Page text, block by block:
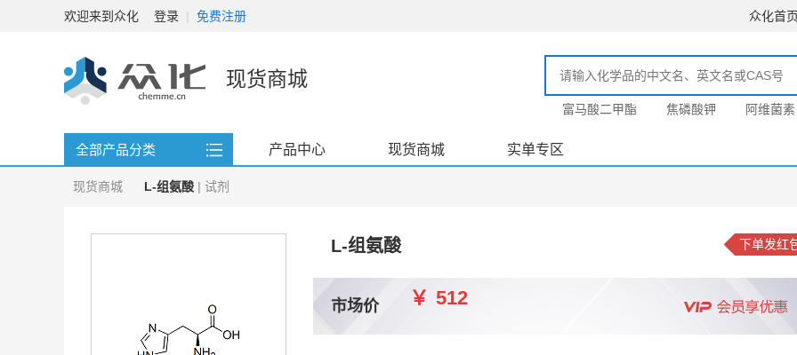
欢迎来到众化 登录 | 免费注册 众化首页
现货商城
富马酸二甲酯 焦磷酸钾 阿维菌素
全部产品分类 产品中心 现货商城 实单专区
现货商城 L-组氨酸 | 试剂
L-组氨酸 下单发红
市场价 ￥ 512